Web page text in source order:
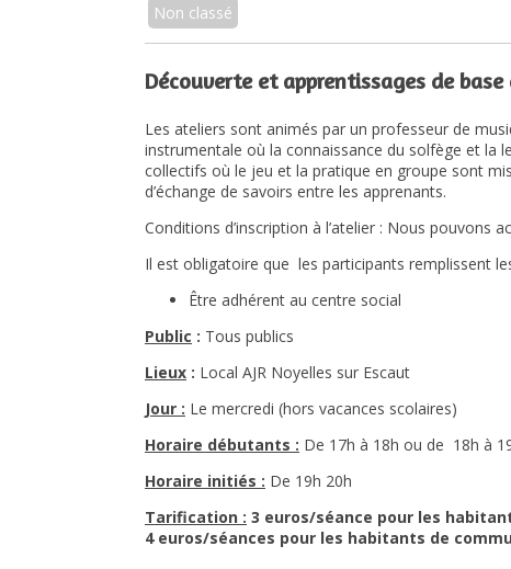
Non classé
Découverte et apprentissages de
Les ateliers sont animés par un professeur de
instrumentale où la connaissance du solfège et la
collectifs où le jeu et la pratique en groupe sont
d’échange de savoirs entre les apprenants.
Conditions d’inscription à l’atelier : Nous pouvons
Il est obligatoire que les participants remplissent
Être adhérent au centre social
Public : Tous publics
Lieux : Local AJR Noyelles sur Escaut
Jour : Le mercredi (hors vacances scolaires)
Horaire débutants : De 17h à 18h ou de 18h à
Horaire initiés : De 19h 20h
Tarification : 3 euros/séance pour les
4 euros/séances pour les habitants de